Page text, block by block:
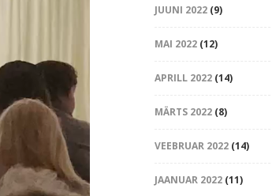
JUUNI 2022(9)
MAI 2022(12)
APRILL 2022(14)
MÄRTS 2022(8)
VEEBRUAR 2022(14)
JAANUAR 2022(11)